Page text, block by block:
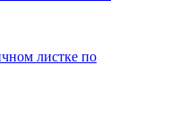
листке по